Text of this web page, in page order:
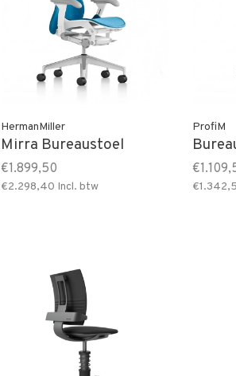
HermanMiller
Mirra Bureaustoel
€1.899,50
€2.298,40 Incl. btw
ProfiM